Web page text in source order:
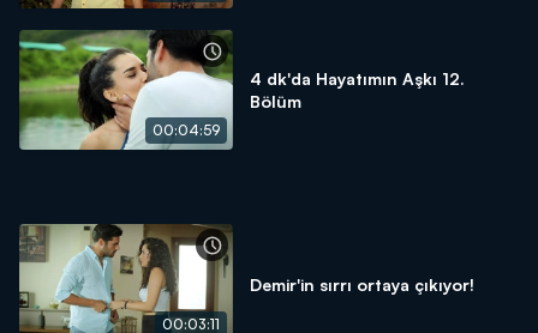
00:04:59
4 dk'da Hayatımın Aşkı 12.
Bölüm
00:03:11
Demir'in sırrı ortaya çıkıyor!